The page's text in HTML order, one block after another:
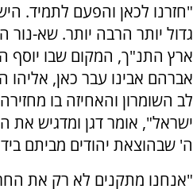
"חזרנו לכאן והפעם לתמיד.
גדול יותר הרבה יותר. שא-נור
ארץ התנ"ך, המקום שבו יוסף
אברהם אבינו עבר כאן, אליהו
לב השומרון והאחיזה בו
ישראל", אומר דגן ומדגיש את
ה' שבהוצאת יהודים מביתם ביד
"אנחנו מתקנים לא רק את